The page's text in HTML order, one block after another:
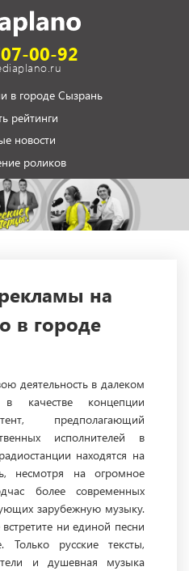
00-92
в городе Сызрань
рейтинги
новости
роликов
на
в городе
деятельность в далеком
качестве концепции
предполагающий
исполнителей в
находятся на
несмотря на огромное
более современных
зарубежную музыку.
ни единой песни
Только русские тексты,
и душевная музыка